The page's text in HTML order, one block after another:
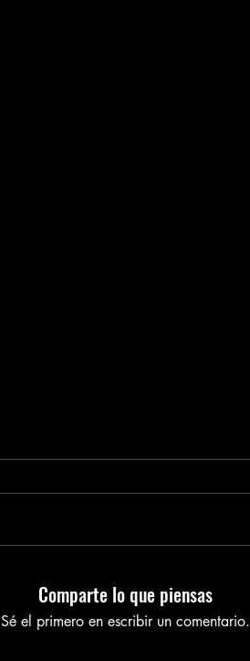
Comparte lo que piensas
Sé el primero en escribir un comentario.